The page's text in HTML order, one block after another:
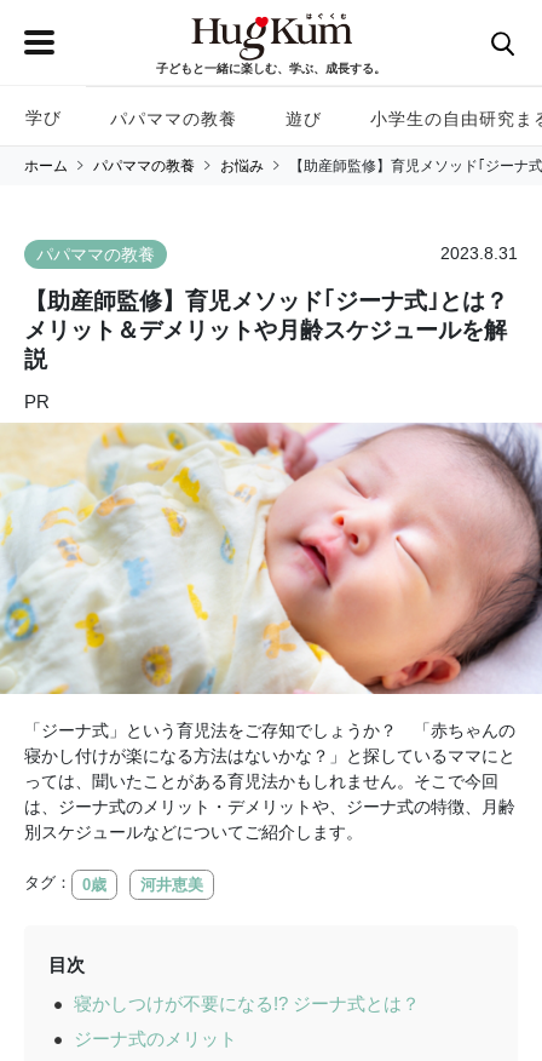
子どもと一緒に楽しむ、学ぶ、成長する。
学び パパママの教養 遊び 小学生の自由研究ま
ホーム パパママの教養 お悩み 【助産師監修】育児メソッド｢ジー
パパママの教養 2023.8.31
【助産師監修】育児メソッド｢ジーナ式｣とは？
メリット＆デメリットや月齢スケジュールを解
説
PR
「ジーナ式」という育児法をご存知でしょうか？ 「赤ちゃんの
寝かし付けが楽になる方法はないかな？」と探しているママにと
っては、聞いたことがある育児法かもしれません。そこで今回
は、ジーナ式のメリット・デメリットや、ジーナ式の特徴、月齢
別スケジュールなどについてご紹介します。
タグ： 0歳 河井恵美
目次
寝かしつけが不要になる!? ジーナ式とは？
ジーナ式のメリット